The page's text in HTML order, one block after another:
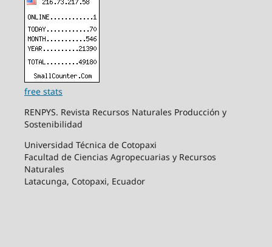
free stats
RENPYS. Revista Recursos Naturales Producción y
Sostenibilidad
Universidad Técnica de Cotopaxi
Facultad de Ciencias Agropecuarias y Recursos
Naturales
Latacunga, Cotopaxi, Ecuador